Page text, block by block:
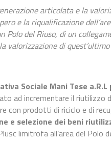
articolata e la
e la riqualificazione
Polo del Riuso, di un
valorizzazione di
Sociale Mani Tese
ad incrementare il riutilizzo
con prodotti di riciclo e di
e selezione dei beni
limitrofa all’area del Polo